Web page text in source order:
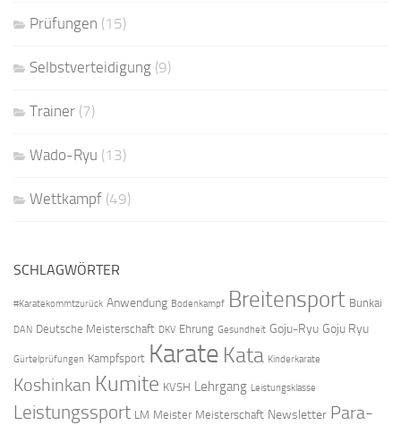
Prüfungen (15)
Selbstverteidigung (9)
Trainer (7)
Wado-Ryu (13)
Wettkampf (49)
SCHLAGWÖRTER
#Karatekommtzurück Anwendung Bodenkampf Breitensport Bunkai
DAN Deutsche Meisterschaft DKV Ehrung Gesundheit Goju-Ryu Goju Ryu
Gürtelprüfungen Kampfsport Karate Kata Kinderkarate
Koshinkan Kumite KVSH Lehrgang Leistungsklasse
Leistungssport LM Meister Meisterschaft Newsletter Para-